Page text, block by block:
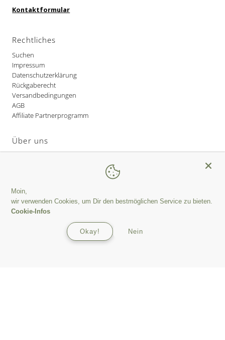
Kontaktformular
Rechtliches
Suchen
Impressum
Datenschutzerklärung
Rückgaberecht
Versandbedingungen
AGB
Affiliate Partnerprogramm
Über uns
B2B und Affiliates
FAQ
Vertrag widerrufen
Moin,
wir verwenden Cookies, um Dir den bestmöglichen Service zu bieten.
Cookie-Infos
Okay! Nein